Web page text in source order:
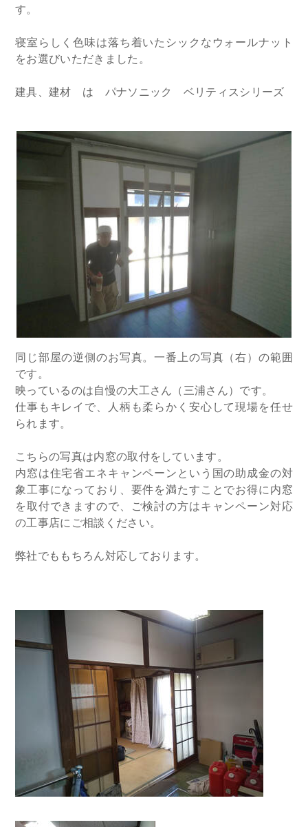
す。
寝室らしく色味は落ち着いたシックなウォールナット
をお選びいただきました。
建具、建材 は パナソニック ベリティスシリーズ
同じ部屋の逆側のお写真。一番上の写真（右）の範囲
です。
映っているのは自慢の大工さん（三浦さん）です。
仕事もキレイで、人柄も柔らかく安心して現場を任せ
られます。
こちらの写真は内窓の取付をしています。
内窓は住宅省エネキャンペーンという国の助成金の対
象工事になっており、要件を満たすことでお得に内窓
を取付できますので、ご検討の方はキャンペーン対応
の工事店にご相談ください。
弊社でももちろん対応しております。